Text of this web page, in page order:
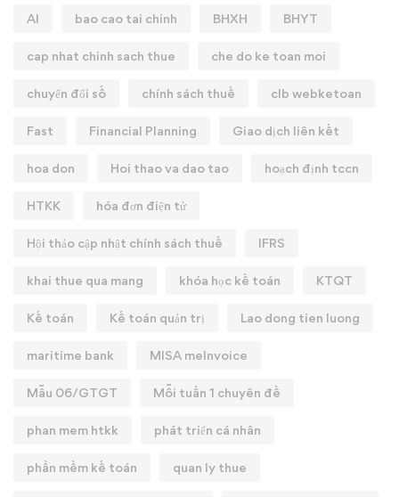
AI bao cao tai chinh BHXH BHYT
cap nhat chinh sach thue che do ke toan moi
chuyển đổi số chính sách thuế clb webketoan
Fast Financial Planning Giao dịch liên kết
hoa don Hoi thao va dao tao hoạch định tccn
HTKK hóa đơn điện tử
Hội thảo cập nhật chính sách thuế IFRS
khai thue qua mang khóa học kế toán KTQT
Kế toán Kế toán quản trị Lao dong tien luong
maritime bank MISA meInvoice
Mẫu 06/GTGT Mỗi tuần 1 chuyên đề
phan mem htkk phát triển cá nhân
phần mềm kế toán quan ly thue